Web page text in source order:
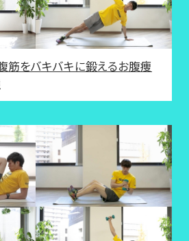
腹筋をバキバキに鍛えるお腹痩